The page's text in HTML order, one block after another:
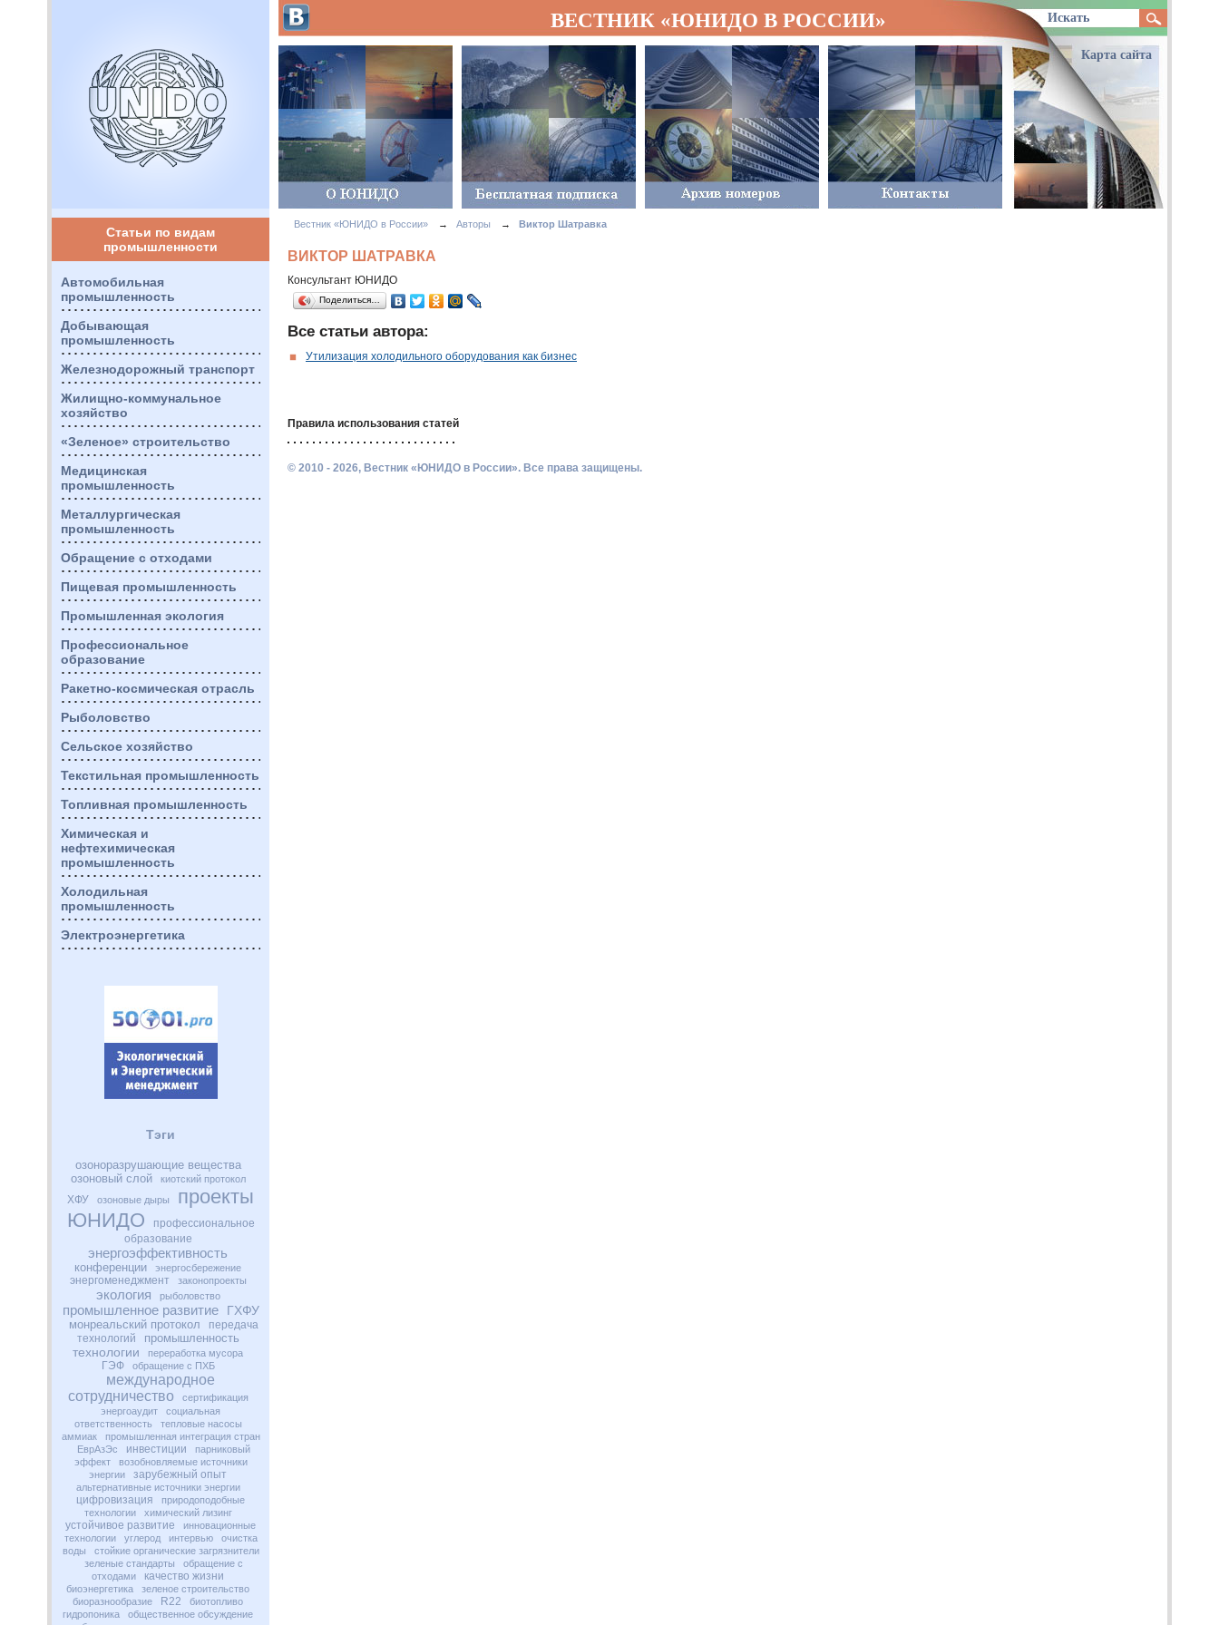
ВЕСТНИК «ЮНИДО В РОССИИ»
Карта сайта
Статьи по видам
промышленности
Автомобильная
промышленность
Добывающая
промышленность
Железнодорожный транспорт
Жилищно-коммунальное
хозяйство
«Зеленое» строительство
Медицинская
промышленность
Металлургическая
промышленность
Обращение с отходами
Пищевая промышленность
Промышленная экология
Профессиональное
образование
Ракетно-космическая отрасль
Рыболовство
Сельское хозяйство
Текстильная промышленность
Топливная промышленность
Химическая и
нефтехимическая
промышленность
Холодильная
промышленность
Электроэнергетика
Тэги
озоноразрушающие вещества
озоновый слой
киотский протокол
ХФУ озоновые дыры
проекты
ЮНИДО
профессиональное
образование
энергоэффективность
конференции энергосбережение
энергоменеджмент законопроекты
экология рыболовство
промышленное развитие ГХФУ
монреальский протокол
передача
технологий
промышленность
технологии переработка мусора
ГЭФ обращение с ПХБ
международное
сотрудничество
сертификация
энергоаудит
социальная
ответственность
тепловые насосы
аммиак
промышленная интеграция стран
ЕврАзЭс
инвестиции
парниковый
эффект
возобновляемые источники
энергии
зарубежный опыт
альтернативные источники энергии
цифровизация
природоподобные
технологии
химический лизинг
устойчивое развитие
инновационные
технологии
углерод интервью
очистка
воды
стойкие органические загрязнители
зеленые стандарты
обращение с
отходами
качество жизни
биоэнергетика
зеленое строительство
биоразнообразие
R22
биотопливо
гидропоника
общественное обсуждение
Вестник «ЮНИДО в России» → Авторы → Виктор Шатравка
ВИКТОР ШАТРАВКА
Консультант ЮНИДО
Поделиться…
Все статьи автора:
Утилизация холодильного оборудования как бизнес
Правила использования статей
© 2010 - 2026, Вестник «ЮНИДО в России». Все права защищены.